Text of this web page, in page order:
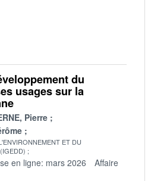
du
usages sur la
Pierre
ET DU
en ligne: mars 2026
Affaire